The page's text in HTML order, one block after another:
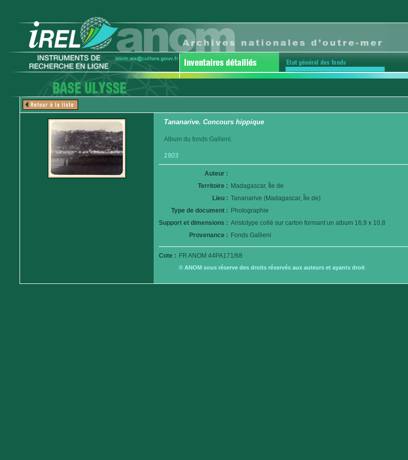
Tananarive. Concours hippique
Album du fonds Gallieni.
1903
Auteur :
Territoire : Madagascar, Île de
Lieu : Tananarive (Madagascar, Île de)
Type de document : Photographie
Support et dimensions : Aristotype collé sur carton formant un album 16,9 x 10,8
Provenance : Fonds Gallieni
Cote : FR ANOM 44PA171/68
© ANOM sous réserve des droits réservés aux auteurs et ayants droit